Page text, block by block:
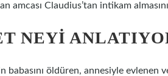
amcası Claudius’tan intikam
NEYI
babasını öldüren, annesiyle evlenen